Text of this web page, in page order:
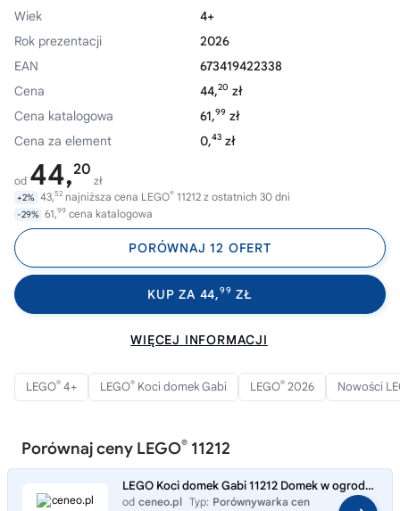
Wiek
4+
Rok prezentacji
2026
EAN
673419422338
Cena
44,20 zł
Cena katalogowa
61,99 zł
Cena za element
0,43 zł
od 44,20
zł
+2% 43,52 najniższa cena LEGO® 11212 z ostatnich 30 dni
-29% 61,99 cena katalogowa
PORÓWNAJ 12 OFERT
KUP ZA 44,99 ZŁ
WIĘCEJ INFORMACJI
LEGO® 4+ LEGO® Koci domek Gabi LEGO® 2026 Nowości
Porównaj ceny LEGO® 11212
LEGO Koci domek Gabi 11212 Domek w ogrodzie Wróżkici
od ceneo.pl Typ: Porównywarka cen